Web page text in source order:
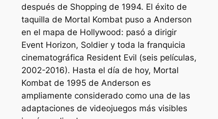
después de Shopping de 1994. El éxito de
taquilla de Mortal Kombat puso a Anderson
en el mapa de Hollywood: pasó a dirigir
Event Horizon, Soldier y toda la franquicia
cinematográfica Resident Evil (seis películas,
2002-2016). Hasta el día de hoy, Mortal
Kombat de 1995 de Anderson es
ampliamente considerado como una de las
adaptaciones de videojuegos más visibles